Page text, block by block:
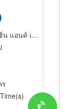
โรงงานผลิตกรอบรูปวิทยาศาสตร์ - ยู พี เรซิ่น แอนด์ เคมีคอล